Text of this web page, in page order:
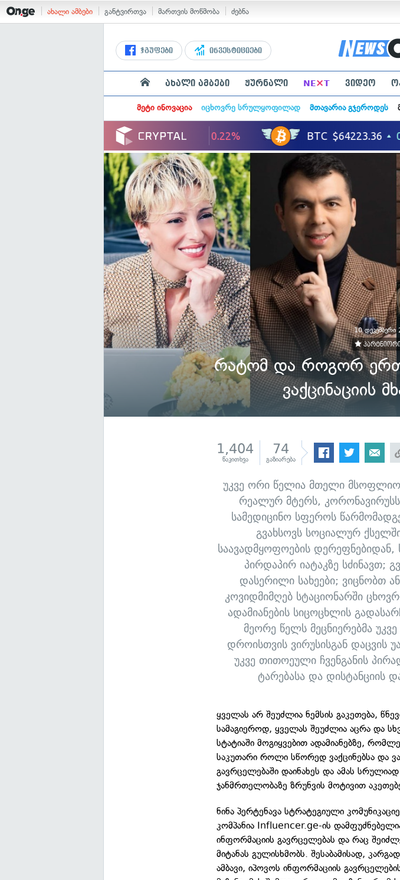
ახალი ამბები განტვირთვა მართვის მოწმობა ძებნა
ჯგუფები ინვესტიციები
ახალი ამბები ჟურნალი NE×T ვიდეო
მეტი ინოვაცია იცხოვრე სრულყოფილად მთავარია გჯეროდეს
10
რატომ და როგორ
ვაქცინაციის
1,404
წაკითხვა
74
გაზიარება
უკვე ორი წელია მთელი
რეალურ მტერს, კორონავირუსს
სამედიცინო სფეროს
გვახსოვს სოციალურ
საავადმყოფოების
პირდაპირ იატაკზე სძინავთ;
დასერილი სახეები; ვიცნობთ
კოვიდმიმღებ სტაციონარში
ადამიანების სიცოცხლის
მეორე წელს მეცნიერებმა
დროისთვის ვირუსისგან დაცვის
უკვე თითოეული ჩვენგანის
ტარებასა და დისტანციის
ყველას არ შეუძლია ნემსის გაკეთება,
სამაგიეროდ, ყველას შეუძლია აცრა და
სტატიაში მოგიყვებით ადამიანებზე,
საკუთარი როლი სწორედ ვაქცინებსა და
გავრცელებაში დაინახეს და ამას
ჯანმრთელობაზე ზრუნვის მოტივით
ნინა პერტენავა სტრატეგიული
კომპანია Influencer.ge-ის
ინფორმაციის გავრცელებას და რაც
მიტანას გულისხმობს. შესაბამისად,
ამბავი, იპოვოს ინფორმაციის